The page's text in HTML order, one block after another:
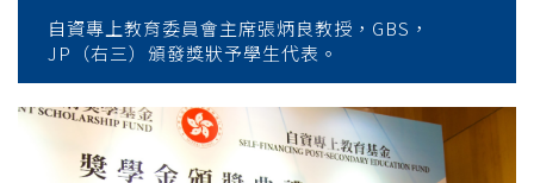
自資專上教育委員會主席張炳良教授，GBS，
JP（右三）頒發獎狀予學生代表。